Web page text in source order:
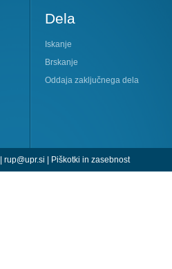
Dela
Iskanje
Brskanje
Oddaja zaključnega dela
rup@upr.si Piškotki in zasebnost